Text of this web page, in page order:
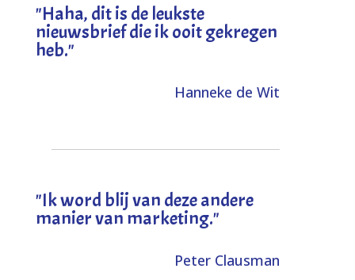
"Haha, dit is de leukste
nieuwsbrief die ik ooit gekregen
heb."
Hanneke de Wit
"Ik word blij van deze andere
manier van marketing."
Peter Clausman